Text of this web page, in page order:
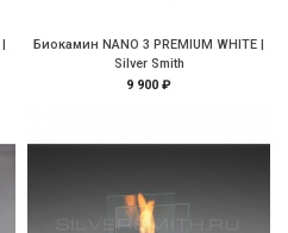
Биокамин NANO 3 PREMIUM WHITE |
Silver Smith
9 900 ₽